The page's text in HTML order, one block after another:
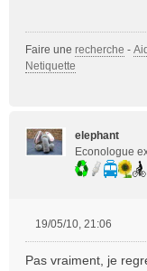
o
Faire une recherche -
Netiquette
elephant
Econologue
s
19/05/10, 21:06
Pas vraiment, je